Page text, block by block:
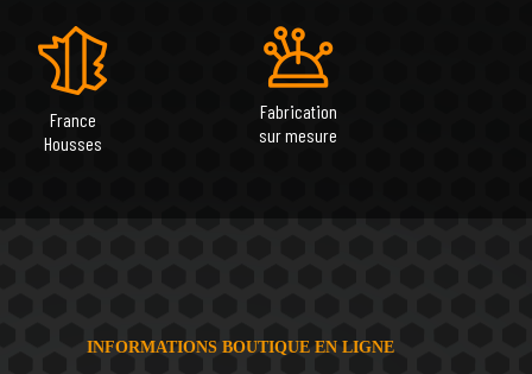
France
Housses
Fabrication
sur mesure
INFORMATIONS BOUTIQUE EN LIGNE